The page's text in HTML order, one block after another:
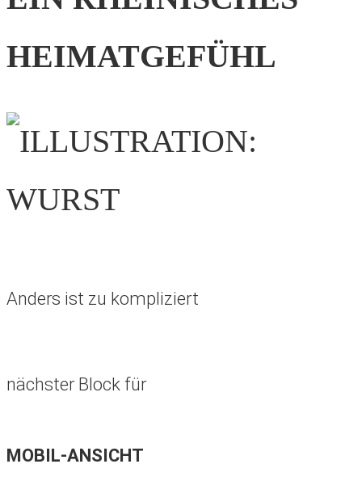
HEIMATGEFÜHL
Anders ist zu kompliziert
nächster Block für
MOBIL-ANSICHT